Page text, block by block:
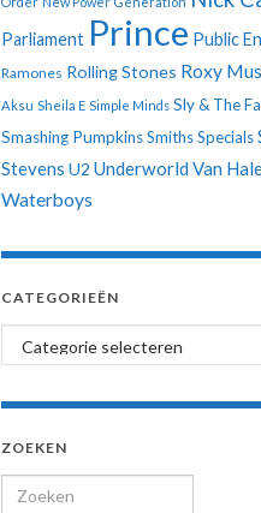
Parliament Prince Public
Ramones Rolling Stones Roxy
Aksu Sheila E Simple Minds Sly & The
Smashing PumpkinsSmithsSpecials
Stevens U2 Underworld Van
Waterboys
CATEGORIEËN
Categorieën
ZOEKEN
Search for: